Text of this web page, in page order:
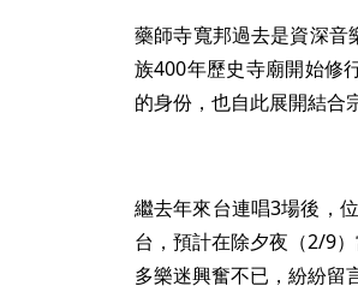
藥師寺寬邦過去是資深音
族400年歷史寺廟開始修
的身份，也自此展開結合
繼去年來台連唱3場後，
台，預計在除夕夜（2/9
多樂迷興奮不已，紛紛留